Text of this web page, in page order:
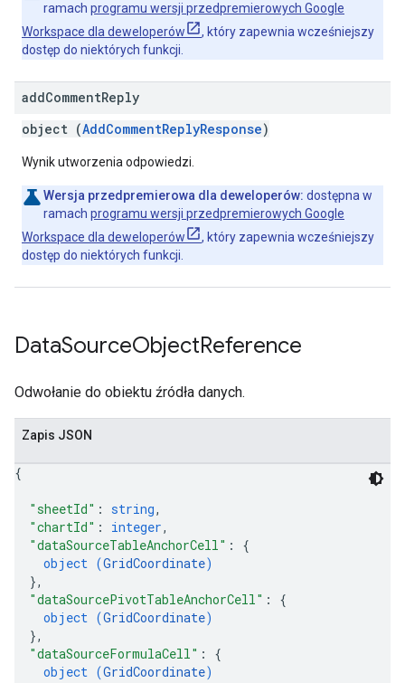
ramach programu wersji przedpremierowych Google
Workspace dla deweloperów
, który zapewnia wcześniejszy
dostęp do niektórych funkcji.
addCommentReply
object (AddCommentReplyResponse)
Wynik utworzenia odpowiedzi.
Wersja przedpremierowa dla deweloperów: dostępna w
ramach programu wersji przedpremierowych Google
Workspace dla deweloperów
, który zapewnia wcześniejszy
dostęp do niektórych funkcji.
DataSourceObjectReference
Odwołanie do obiektu źródła danych.
Zapis JSON
{
"sheetId" : string,
"chartId" : integer,
"dataSourceTableAnchorCell" : {
object (GridCoordinate)
},
"dataSourcePivotTableAnchorCell" : {
object (GridCoordinate)
},
"dataSourceFormulaCell" : {
object (GridCoordinate)